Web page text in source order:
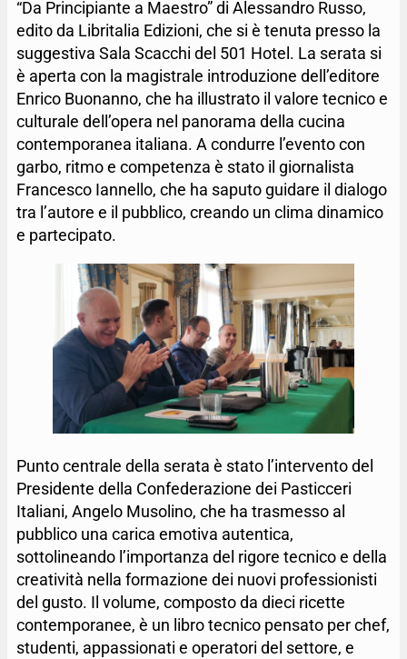
“Da Principiante a Maestro” di Alessandro Russo,
edito da Libritalia Edizioni, che si è tenuta presso la
suggestiva Sala Scacchi del 501 Hotel. La serata si
è aperta con la magistrale introduzione dell’editore
Enrico Buonanno, che ha illustrato il valore tecnico e
culturale dell’opera nel panorama della cucina
contemporanea italiana. A condurre l’evento con
garbo, ritmo e competenza è stato il giornalista
Francesco Iannello, che ha saputo guidare il dialogo
tra l’autore e il pubblico, creando un clima dinamico
e partecipato.
Punto centrale della serata è stato l’intervento del
Presidente della Confederazione dei Pasticceri
Italiani, Angelo Musolino, che ha trasmesso al
pubblico una carica emotiva autentica,
sottolineando l’importanza del rigore tecnico e della
creatività nella formazione dei nuovi professionisti
del gusto. Il volume, composto da dieci ricette
contemporanee, è un libro tecnico pensato per chef,
studenti, appassionati e operatori del settore, e